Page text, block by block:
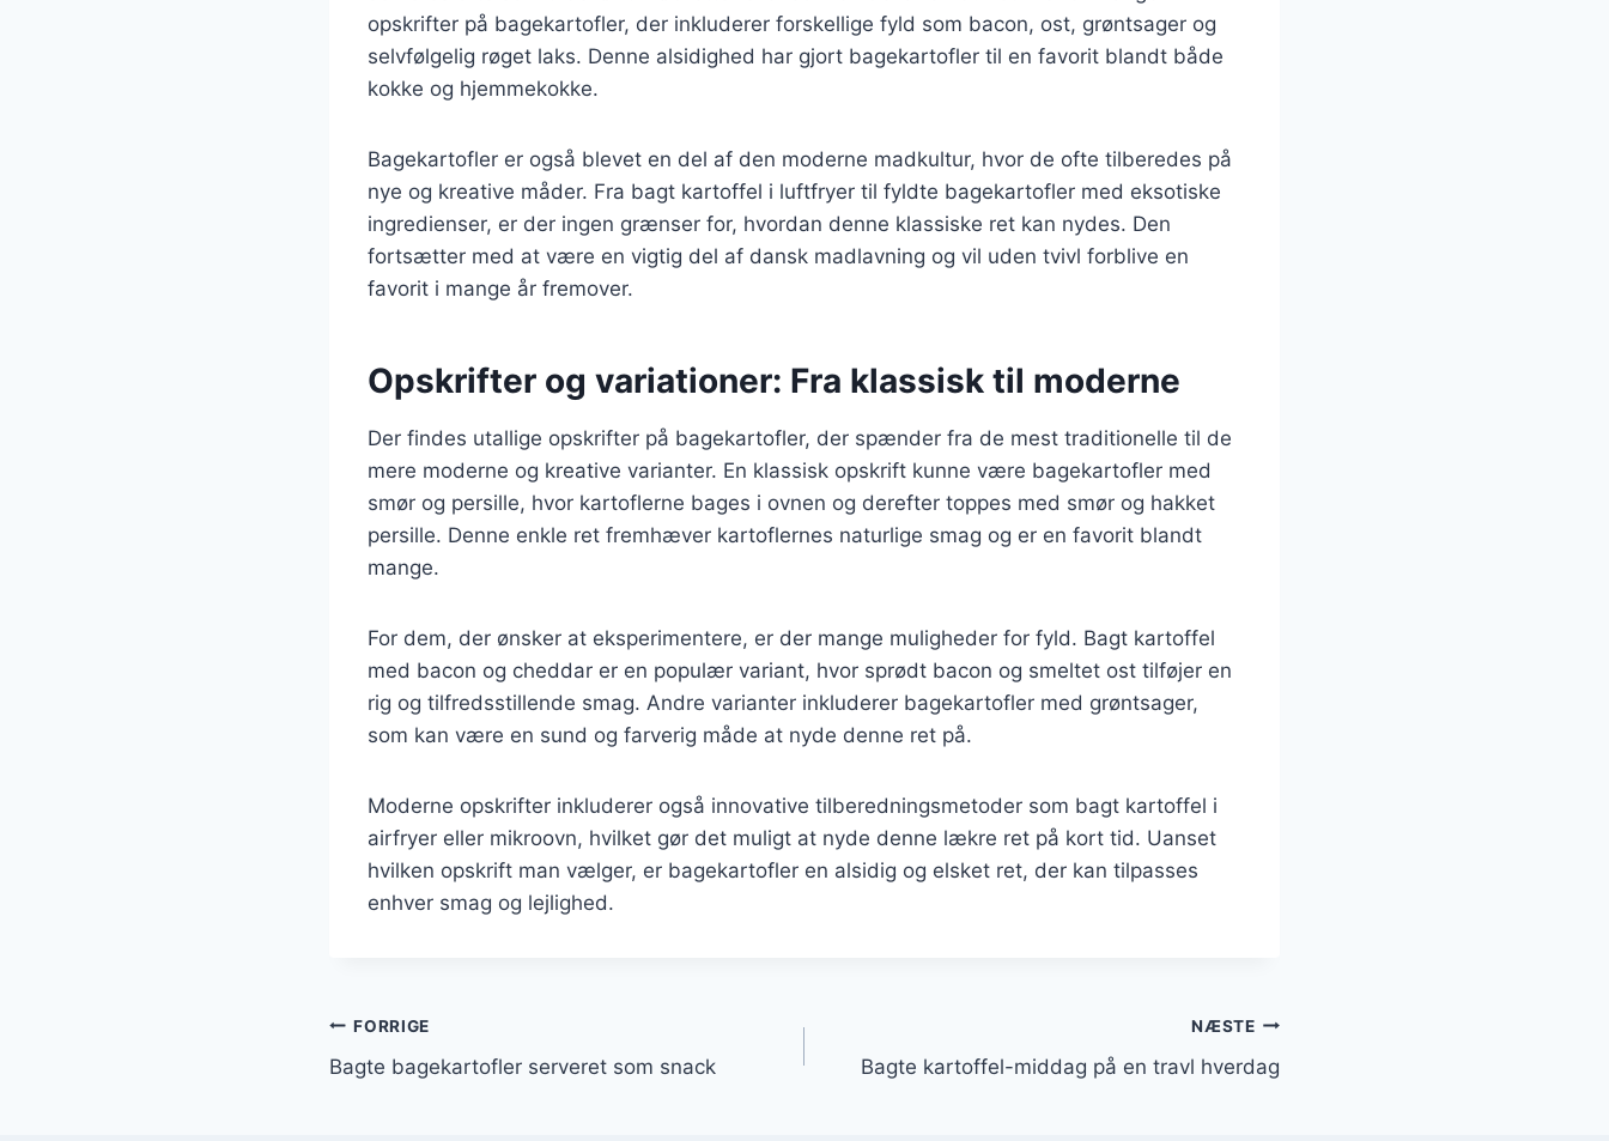
opskrifter på bagekartofler, der inkluderer forskellige fyld som bacon, ost, grøntsager og
selvfølgelig røget laks. Denne alsidighed har gjort bagekartofler til en favorit blandt både
kokke og hjemmekokke.
Bagekartofler er også blevet en del af den moderne madkultur, hvor de ofte tilberedes på
nye og kreative måder. Fra bagt kartoffel i luftfryer til fyldte bagekartofler med eksotiske
ingredienser, er der ingen grænser for, hvordan denne klassiske ret kan nydes. Den
fortsætter med at være en vigtig del af dansk madlavning og vil uden tvivl forblive en
favorit i mange år fremover.
Opskrifter og variationer: Fra klassisk til moderne
Der findes utallige opskrifter på bagekartofler, der spænder fra de mest traditionelle til de
mere moderne og kreative varianter. En klassisk opskrift kunne være bagekartofler med
smør og persille, hvor kartoflerne bages i ovnen og derefter toppes med smør og hakket
persille. Denne enkle ret fremhæver kartoflernes naturlige smag og er en favorit blandt
mange.
For dem, der ønsker at eksperimentere, er der mange muligheder for fyld. Bagt kartoffel
med bacon og cheddar er en populær variant, hvor sprødt bacon og smeltet ost tilføjer en
rig og tilfredsstillende smag. Andre varianter inkluderer bagekartofler med grøntsager,
som kan være en sund og farverig måde at nyde denne ret på.
Moderne opskrifter inkluderer også innovative tilberedningsmetoder som bagt kartoffel i
airfryer eller mikroovn, hvilket gør det muligt at nyde denne lækre ret på kort tid. Uanset
hvilken opskrift man vælger, er bagekartofler en alsidig og elsket ret, der kan tilpasses
enhver smag og lejlighed.
Indlægsnavigation
FORRIGE
Bagte bagekartofler serveret som snack
NÆSTE
Bagte kartoffel-middag på en travl hverdag